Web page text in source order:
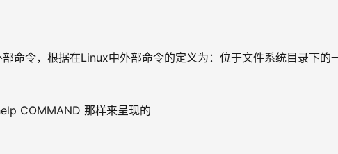
命令，根据在Linux中外部命令的定义为：位于文件系统目录下的
COMMAND 那样来呈现的